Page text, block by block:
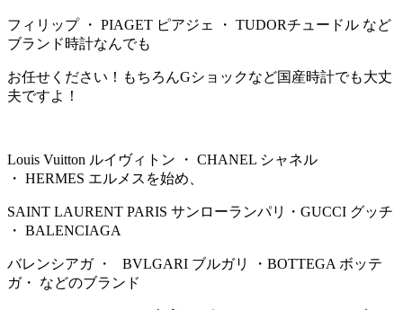
フィリップ ・ PIAGET ピアジェ ・ TUDORチュードル など
ブランド時計なんでも
お任せください！もちろんGショックなど国産時計でも大丈
夫ですよ！
Louis Vuitton ルイヴィトン ・ CHANEL シャネル
・ HERMES エルメスを始め、
SAINT LAURENT PARIS サンローランパリ・GUCCI グッチ
・ BALENCIAGA
バレンシアガ ・ BVLGARI ブルガリ ・BOTTEGA ボッテ
ガ・ などのブランド